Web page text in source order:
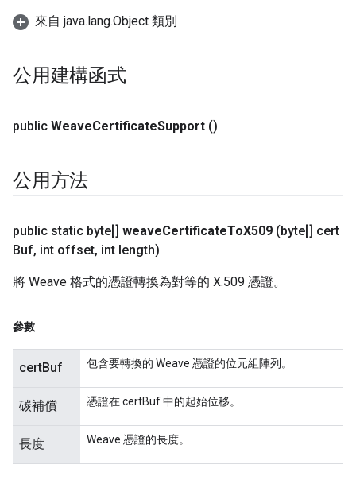
來自 java.lang.Object 類別
公用建構函式
public WeaveCertificateSupport ()
公用方法
public static byte[] weaveCertificateToX509 (byte[] cert
Buf, int offset, int length)
將 Weave 格式的憑證轉換為對等的 X.509 憑證。
參數
certBuf 包含要轉換的 Weave 憑證的位元組陣列。
碳補償 憑證在 certBuf 中的起始位移。
長度 Weave 憑證的長度。